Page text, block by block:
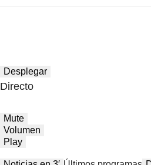
Desplegar
Directo
Mute
Volumen
Play